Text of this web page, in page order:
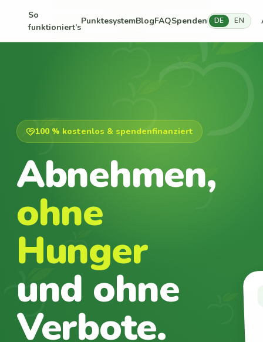
So
funktioniert’s
PunktesystemBlogFAQSpenden DE EN
100 % kostenlos & spendenfinanziert
Abnehmen,
ohne
Hunger
und ohne
Verbote.